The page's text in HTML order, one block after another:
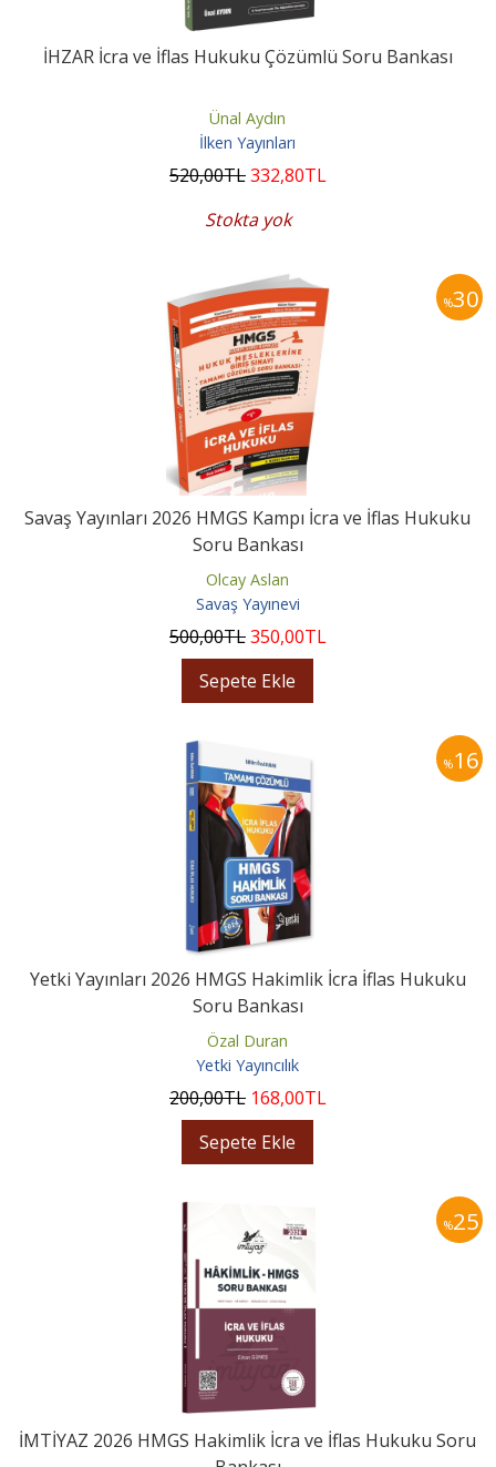
İHZAR İcra ve İflas Hukuku Çözümlü Soru Bankası
Ünal Aydın
İlken Yayınları
520,00TL332,80TL
Stokta yok
%30
Savaş Yayınları 2026 HMGS Kampı İcra ve İflas Hukuku
Soru Bankası
Olcay Aslan
Savaş Yayınevi
500,00TL350,00TL
Sepete Ekle
%16
Yetki Yayınları 2026 HMGS Hakimlik İcra İflas Hukuku
Soru Bankası
Özal Duran
Yetki Yayıncılık
200,00TL 168,00TL
Sepete Ekle
%25
İMTİYAZ 2026 HMGS Hakimlik İcra ve İflas Hukuku Soru